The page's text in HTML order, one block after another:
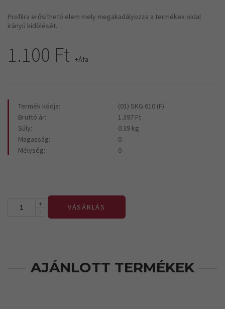
Profilra erősíthető elem mely megakadályozza a termékek oldal
irányú kidölését.
1.100 Ft +Áfa
Termék kódja:
(01) SKG 610 (F)
Bruttó ár:
1.397 Ft
Súly:
0.39 kg
Magasság:
0
Mélység:
0
+
-
VÁSÁRLÁS
AJÁNLOTT TERMÉKEK